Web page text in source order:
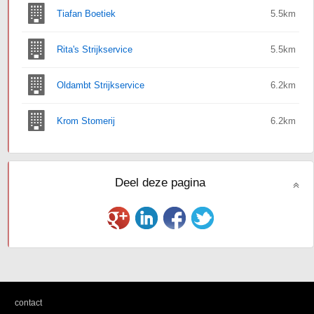
Tiafan Boetiek 5.5km
Rita's Strijkservice 5.5km
Oldambt Strijkservice 6.2km
Krom Stomerij 6.2km
Deel deze pagina
contact